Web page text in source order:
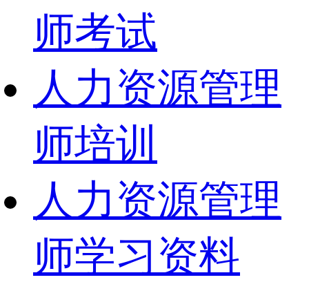
师考试
人力资源管理
师培训
人力资源管理
师学习资料